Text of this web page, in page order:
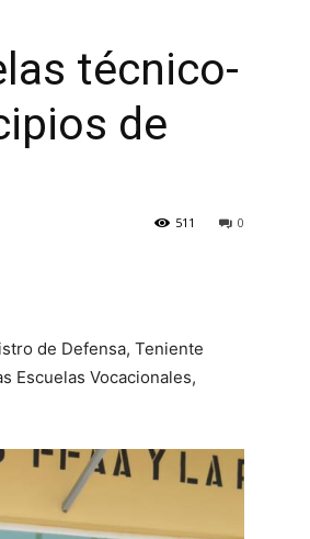
técnico-
de
0
511
de Defensa, Teniente
Escuelas Vocacionales,